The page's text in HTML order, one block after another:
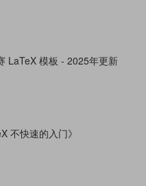
LaTeX 模板 - 2025年更新
不快速的入门》